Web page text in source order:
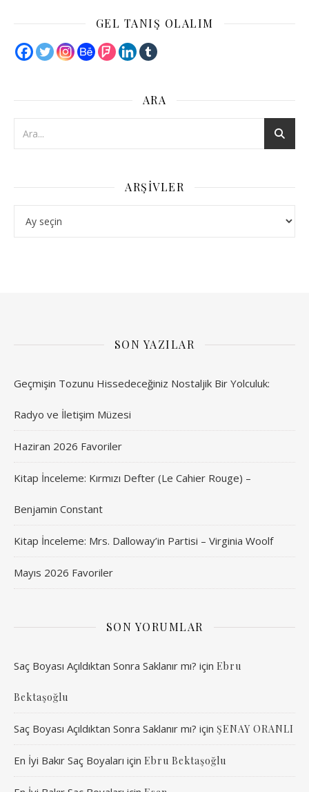
GEL TANIŞ OLALIM
ARA
ARŞIVLER
SON YAZILAR
Geçmişin Tozunu Hissedeceğiniz Nostaljik Bir Yolculuk:
Radyo ve İletişim Müzesi
Haziran 2026 Favoriler
Kitap İnceleme: Kırmızı Defter (Le Cahier Rouge) –
Benjamin Constant
Kitap İnceleme: Mrs. Dalloway’in Partisi – Virginia Woolf
Mayıs 2026 Favoriler
SON YORUMLAR
Saç Boyası Açıldıktan Sonra Saklanır mı? için Ebru
Bektaşoğlu
Saç Boyası Açıldıktan Sonra Saklanır mı? için ŞENAY ORANLI
En İyi Bakır Saç Boyaları için Ebru Bektaşoğlu